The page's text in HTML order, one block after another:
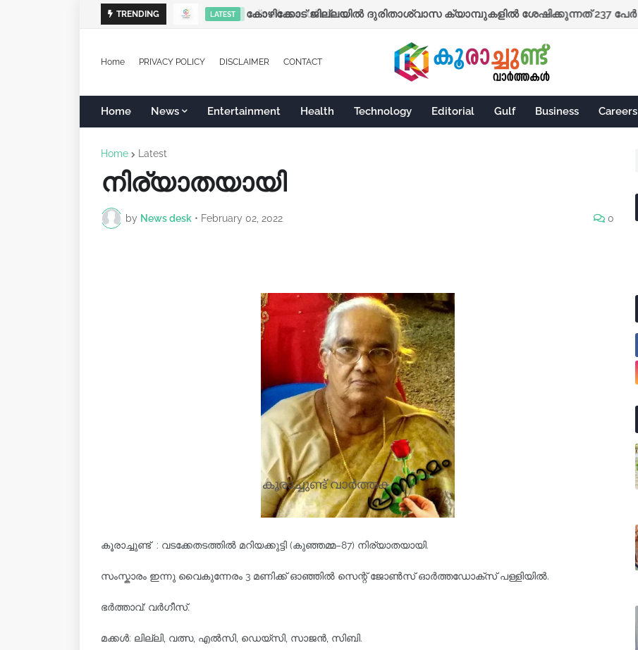
TRENDING LATEST കോഴിക്കോട് ജില്ലയില്‍ ദുരിതാശ്വാസ ക്യാമ്പുകളില്‍ ശേഷിക്കുന്നത് 237 പേര്‍
Home PRIVACY POLICY DISCLAIMER CONTACT
Home News Entertainment Health Technology Editorial Gulf Business Careers
Home Latest
നിര്യാതയായി
by News desk • February 02, 2022 0
കൂരാച്ചുണ്ട് : വടക്കേതടത്തിൽ മറിയക്കുട്ടി (കുഞ്ഞമ്മ–87) നിര്യാതയായി.
സംസ്കാരം ഇന്നു വൈകുന്നേരം 3 മണിക്ക് ഓഞ്ഞിൽ സെന്റ് ജോൺസ് ഓർത്തഡോക്സ് പള്ളിയിൽ‌.
ഭർത്താവ്: വർഗീസ്.
മക്കൾ‌: ലില്ലി, വത്സ, എൽസി, ഡെയ്സി, സാജൻ, സിബി.